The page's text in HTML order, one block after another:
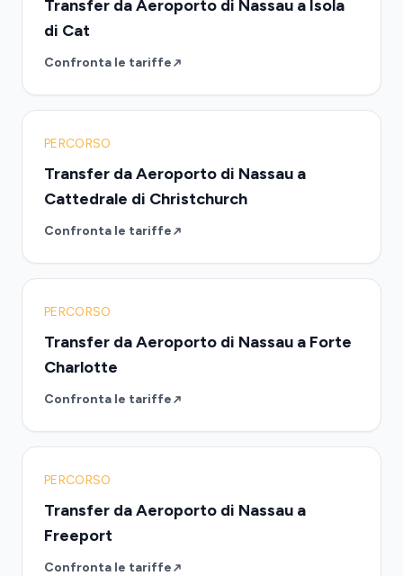
Transfer da Aeroporto di Nassau a Isola
di Cat
Confronta le tariffe
PERCORSO
Transfer da Aeroporto di Nassau a
Cattedrale di Christchurch
Confronta le tariffe
PERCORSO
Transfer da Aeroporto di Nassau a Forte
Charlotte
Confronta le tariffe
PERCORSO
Transfer da Aeroporto di Nassau a
Freeport
Confronta le tariffe